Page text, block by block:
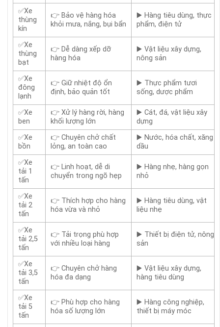
✅Xe
thùng
kín
👉 Bảo vệ hàng hóa
khỏi mưa, nắng, bụi bẩn
▶️ Hàng tiêu dùng, thực
phẩm, điện tử
✅Xe
thùng
bạt
👉 Dễ dàng xếp dỡ
hàng hóa
▶️ Vật liệu xây dựng,
nông sản
✅Xe
đông
lạnh
👉 Giữ nhiệt độ ổn
định, bảo quản tốt
▶️ Thực phẩm tươi
sống, dược phẩm
✅Xe
ben
👉 Xử lý hàng rời, hàng
khối lượng lớn
▶️ Cát, đá, vật liệu xây
dựng
✅Xe
bồn
👉 Chuyên chở chất
lỏng, an toàn cao
▶️ Nước, hóa chất, xăng
dầu
✅Xe
tải 1
tấn
👉 Linh hoạt, dễ di
chuyển trong ngõ hẹp
▶️ Hàng nhẹ, hàng gọn
nhỏ
✅Xe
tải 2
tấn
👉 Thích hợp cho hàng
hóa vừa và nhỏ
▶️ Hàng tiêu dùng, vật
liệu nhẹ
✅Xe
tải 2,5
tấn
👉 Tải trọng phù hợp
với nhiều loại hàng
▶️ Thiết bị điện tử, nông
sản
✅Xe
tải 3,5
tấn
👉 Chuyên chở hàng
hóa đa dạng
▶️ Vật liệu xây dựng,
hàng tiêu dùng
✅Xe
tải 5
tấn
👉 Phù hợp cho hàng
hóa số lượng lớn
▶️ Hàng công nghiệp,
thiết bị máy móc